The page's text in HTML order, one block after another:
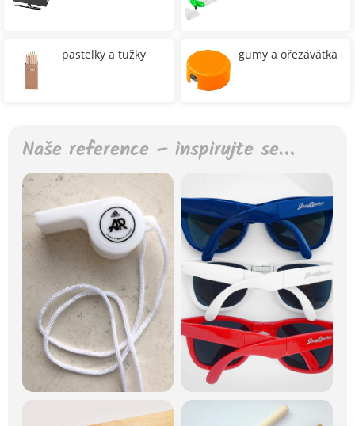
pastelky a tužky gumy a ořezávátka
Naše reference – inspirujte se…